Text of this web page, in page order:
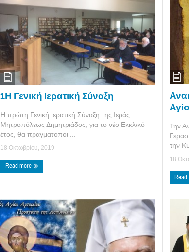
1Η Γενική Ιερατική Σύναξη
Η πρώτη Γενική Ιερατική Σύναξη της Ιεράς
Μητροπόλεως Δημητριάδος, για το νέο Εκκλ/κό
έτος, θα πραγματοποι ...
18 Οκτωβρίου, 2019
Read more
Την
την
18
Read